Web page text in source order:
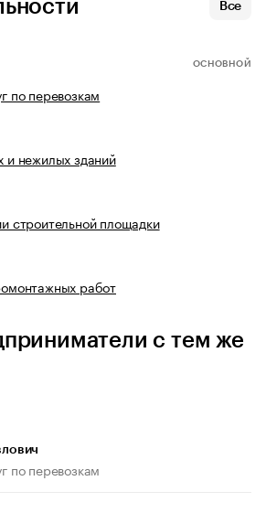
Все
ОСНОВНОЙ
по перевозкам
и нежилых зданий
строительной площадки
работ
с тем же
по перевозкам